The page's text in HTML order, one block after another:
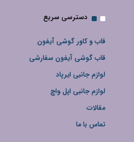
دسترسی سریع
قاب و کاور گوشی آیفون
قاب گوشی آیفون سفارشی
لوازم جانبی ایرپاد
لوازم جانبی اپل واچ
مقالات
تماس با ما